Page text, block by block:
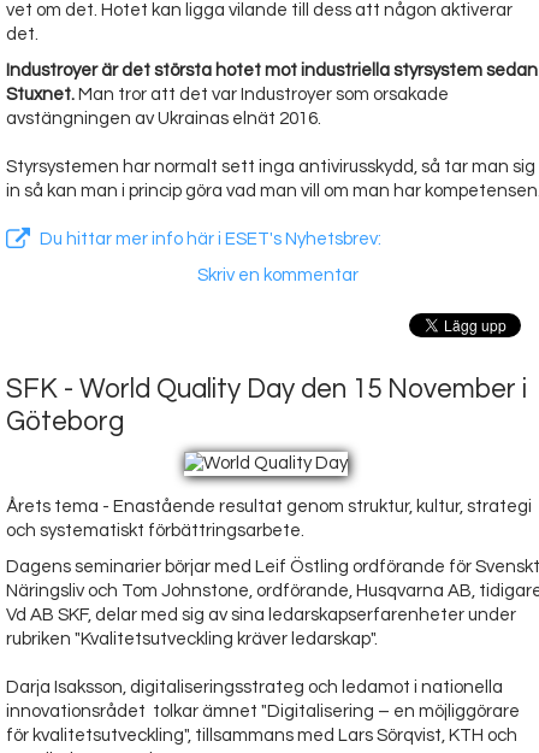
vet om det. Hotet kan ligga vilande till dess att någon aktiverar
det.
Industroyer är det största hotet mot industriella styrsystem sedan
Stuxnet. Man tror att det var Industroyer som orsakade
avstängningen av Ukrainas elnät 2016.
Styrsystemen har normalt sett inga antivirusskydd, så tar man sig
in så kan man i princip göra vad man vill om man har
Du hittar mer info här i ESET's Nyhetsbrev:
Skriv en kommentar
SFK - World Quality Day den 15 November i
Göteborg
Årets tema - Enastående resultat genom struktur, kultur, strategi
och systematiskt förbättringsarbete.
Dagens seminarier börjar med Leif Östling ordförande för Svenskt
Näringsliv och Tom Johnstone, ordförande, Husqvarna AB,
Vd AB SKF, delar med sig av sina ledarskapserfarenheter under
rubriken "Kvalitetsutveckling kräver ledarskap".
Darja Isaksson, digitaliseringsstrateg och ledamot i nationella
innovationsrådet tolkar ämnet "Digitalisering – en möjliggörare
för kvalitetsutveckling", tillsammans med Lars Sörqvist, KTH och